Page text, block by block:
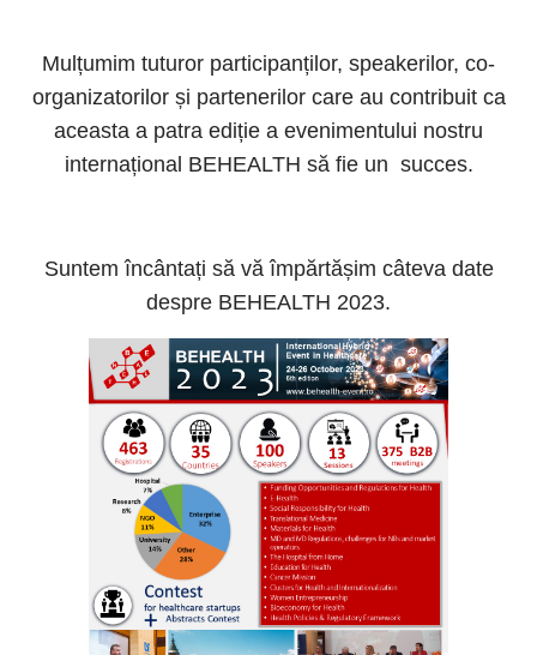
Mulțumim tuturor participanților, speakerilor, co-
organizatorilor și partenerilor care au contribuit ca
aceasta a patra ediție a evenimentului nostru
internațional BEHEALTH să fie un succes.
Suntem încântați să vă împărtășim câteva date
despre BEHEALTH 2023.